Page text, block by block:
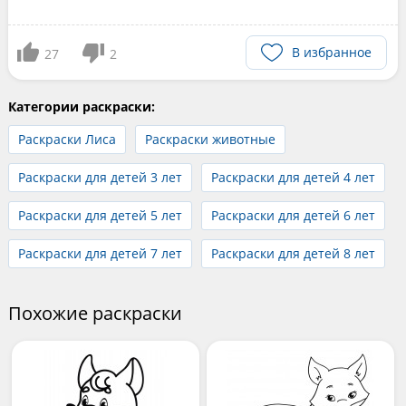
27 2 В избранное
Категории раскраски:
Раскраски Лиса
Раскраски животные
Раскраски для детей 3 лет Раскраски для детей 4 лет
Раскраски для детей 5 лет Раскраски для детей 6 лет
Раскраски для детей 7 лет Раскраски для детей 8 лет
Похожие раскраски